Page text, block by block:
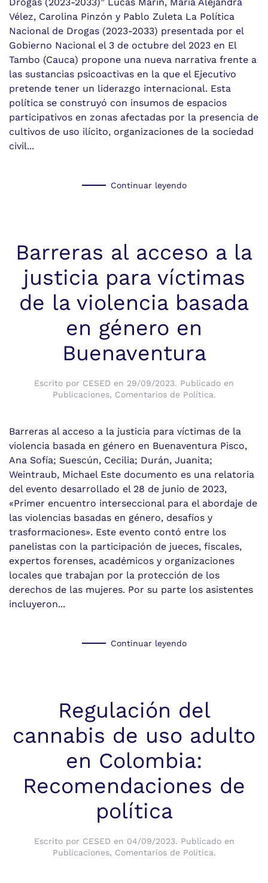
Vélez, Carolina Pinzón y Pablo Zuleta La Política
Nacional de Drogas (2023-2033) presentada por el
Gobierno Nacional el 3 de octubre del 2023 en El
Tambo (Cauca) propone una nueva narrativa frente a
las sustancias psicoactivas en la que el Ejecutivo
pretende tener un liderazgo internacional. Esta
política se construyó con insumos de espacios
participativos en zonas afectadas por la presencia de
cultivos de uso ilícito, organizaciones de la sociedad
civil...
Continuar leyendo
Barreras al acceso a la
justicia para víctimas
de la violencia basada
en género en
Buenaventura
Escrito por CESED en 29/09/2023. Publicado en
Publicaciones, Comentarios de Política.
Barreras al acceso a la justicia para víctimas de la
violencia basada en género en Buenaventura Pisco,
Ana Sofía; Suescún, Cecilia; Durán, Juanita;
Weintraub, Michael Este documento es una relatoria
del evento desarrollado el 28 de junio de 2023,
«Primer encuentro interseccional para el abordaje de
las violencias basadas en género, desafíos y
trasformaciones». Este evento contó entre los
panelistas con la participación de jueces, fiscales,
expertos forenses, académicos y organizaciones
locales que trabajan por la protección de los
derechos de las mujeres. Por su parte los asistentes
incluyeron...
Continuar leyendo
Regulación del
cannabis de uso adulto
en Colombia:
Recomendaciones de
política
Escrito por CESED en 04/09/2023. Publicado en
Publicaciones, Comentarios de Política.